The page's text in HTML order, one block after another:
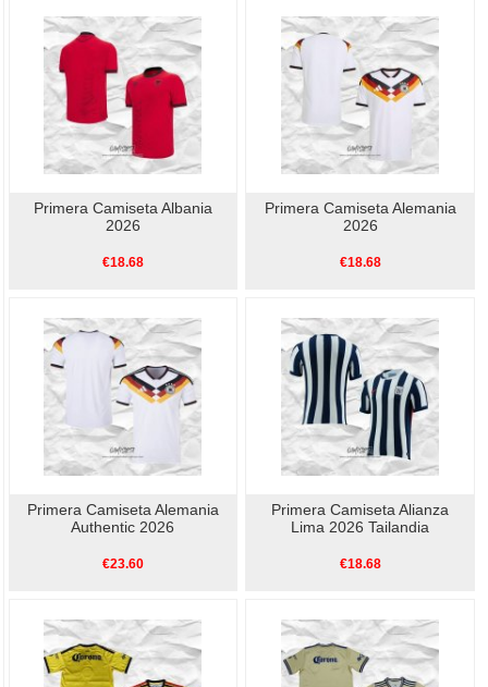
Primera Camiseta Albania
2026
€18.68
Primera Camiseta Alemania
2026
€18.68
Primera Camiseta Alemania
Authentic 2026
€23.60
Primera Camiseta Alianza
Lima 2026 Tailandia
€18.68